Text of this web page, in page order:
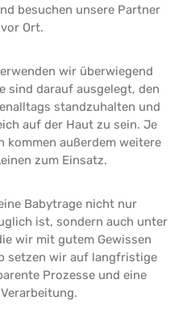
besuchen unsere Partner
Ort.
wir überwiegend
sind darauf ausgelegt, den
standzuhalten und
auf der Haut zu sein. Je
kommen außerdem weitere
zum Einsatz.
Babytrage nicht nur
ist, sondern auch unter
wir mit gutem Gewissen
setzen wir auf langfristige
Prozesse und eine